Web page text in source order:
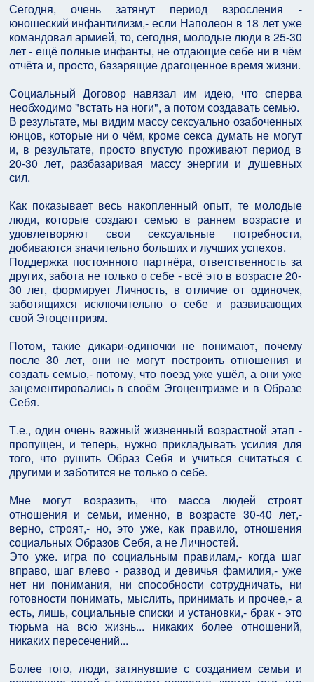
Сегодня, очень затянут период взросления -
юношеский инфантилизм,- если Наполеон в 18 лет уже
командовал армией, то, сегодня, молодые люди в 25-30
лет - ещё полные инфанты, не отдающие себе ни в чём
отчёта и, просто, базарящие драгоценное время жизни.
Социальный Договор навязал им идею, что сперва
необходимо "встать на ноги", а потом создавать семью.
В результате, мы видим массу сексуально озабоченных
юнцов, которые ни о чём, кроме секса думать не могут
и, в результате, просто впустую проживают период в
20-30 лет, разбазаривая массу энергии и душевных
сил.
Как показывает весь накопленный опыт, те молодые
люди, которые создают семью в раннем возрасте и
удовлетворяют свои сексуальные потребности,
добиваются значительно больших и лучших успехов.
Поддержка постоянного партнёра, ответственность за
других, забота не только о себе - всё это в возрасте 20-
30 лет, формирует Личность, в отличие от одиночек,
заботящихся исключительно о себе и развивающих
свой Эгоцентризм.
Потом, такие дикари-одиночки не понимают, почему
после 30 лет, они не могут построить отношения и
создать семью,- потому, что поезд уже ушёл, а они уже
зацементировались в своём Эгоцентризме и в Образе
Себя.
Т.е., один очень важный жизненный возрастной этап -
пропущен, и теперь, нужно прикладывать усилия для
того, что рушить Образ Себя и учиться считаться с
другими и заботится не только о себе.
Мне могут возразить, что масса людей строят
отношения и семьи, именно, в возрасте 30-40 лет,-
верно, строят,- но, это уже, как правило, отношения
социальных Образов Себя, а не Личностей.
Это уже. игра по социальным правилам,- когда шаг
вправо, шаг влево - развод и девичья фамилия,- уже
нет ни понимания, ни способности сотрудничать, ни
готовности понимать, мыслить, принимать и прочее,- а
есть, лишь, социальные списки и установки,- брак - это
тюрьма на всю жизнь... никаких более отношений,
никаких пересечений...
Более того, люди, затянувшие с созданием семьи и